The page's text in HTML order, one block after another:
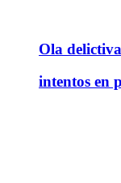
Ola
intentos en